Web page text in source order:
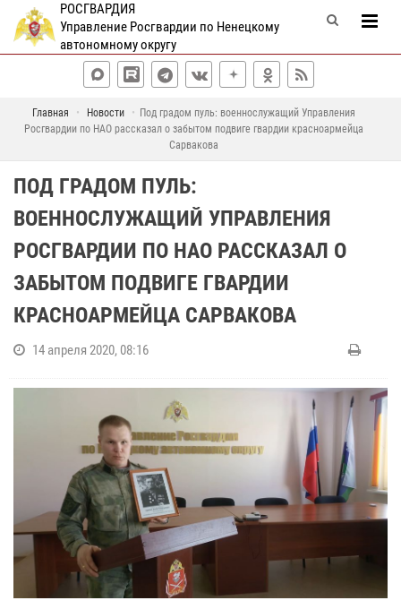
РОСГВАРДИЯ
Управление Росгвардии по Ненецкому
автономному округу
Главная Новости
Под градом пуль: военнослужащий Управления
Росгвардии по НАО рассказал о забытом подвиге гвардии красноармейца
Сарвакова
ПОД ГРАДОМ ПУЛЬ:
ВОЕННОСЛУЖАЩИЙ УПРАВЛЕНИЯ
РОСГВАРДИИ ПО НАО РАССКАЗАЛ О
ЗАБЫТОМ ПОДВИГЕ ГВАРДИИ
КРАСНОАРМЕЙЦА САРВАКОВА
14 апреля 2020, 08:16